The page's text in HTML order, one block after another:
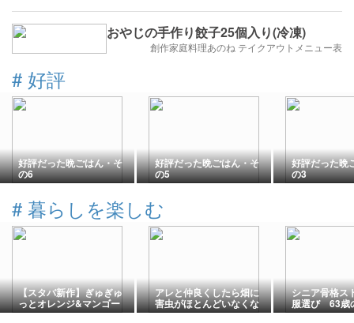
おやじの手作り餃子25個入り(冷凍)
創作家庭料理あのね テイクアウトメニュー表
# 好評
好評だった晩ごはん・そ
の6
好評だった晩ごはん・そ
の5
好評だった晩
の3
# 暮らしを楽しむ
【スタバ新作】ぎゅぎゅ
っとオレンジ&マンゴー
フラペチーノ★めちゃ
アレと仲良くしたら畑に
害虫がほとんどいなくな
った
シニア骨格ス
服選び 63歳
ドカラー・オ